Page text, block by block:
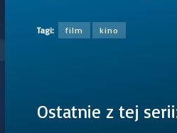
Tagi: film kino
Ostatnie z tej